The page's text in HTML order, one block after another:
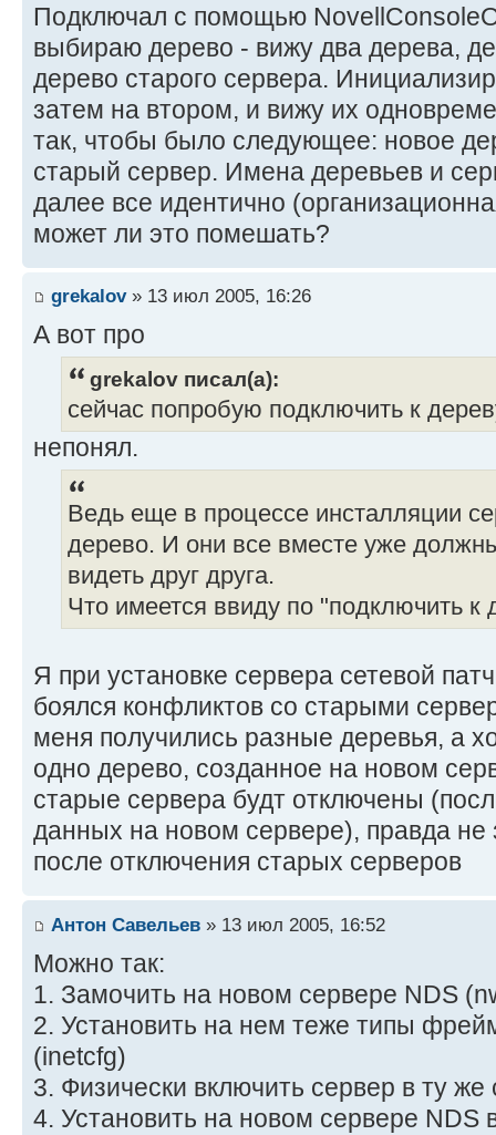
Подключал с помощью
выбираю дерево - вижу два дерева,
дерево старого сервера.
затем на втором, и вижу их
так, чтобы было следующее: новое
старый сервер. Имена деревьев и
далее все идентично
может ли это помешать?
grekalov» 13 июл 2005, 16:26
А вот про
grekalov писал(а):
сейчас попробую подключить к
непонял.
Ведь еще в процессе инсталляции
дерево. И они все вместе уже
видеть друг друга.
Что имеется ввиду по "подключить к
Я при установке сервера сетевой
боялся конфликтов со старыми
меня получились разные деревья, а
одно дерево, созданное на новом
старые сервера будт отключены
данных на новом сервере), правда
после отключения старых серверов
Антон Савельев » 13 июл 2005, 16:52
Можно так:
1. Замочить на новом сервере NDS
2. Установить на нем теже типы
(inetcfg)
3. Физически включить сервер в ту же
4. Установить на новом сервере